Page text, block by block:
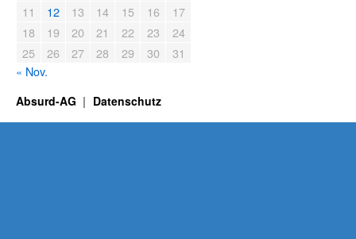
11
12 13 14 15 16
17
18
19 20 21 22 23
24
25
26 27 28 29 30
31
« Nov.
Absurd-AG Datenschutz